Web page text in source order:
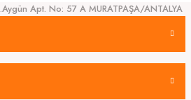
Apt. No: 57 A MURATPAŞA/ANTALYA